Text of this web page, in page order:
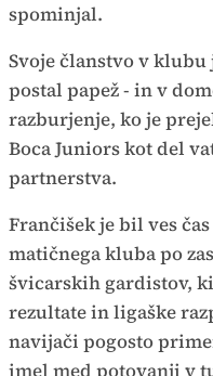
spominjal.
Svoje članstvo v
postal papež - in v
razburjenje, ko je
Boca Juniors kot del
partnerstva.
Frančišek je bil ves
matičnega kluba po
švicarskih gardistov,
rezultate in ligaške
navijači pogosto
imel med potovanji v